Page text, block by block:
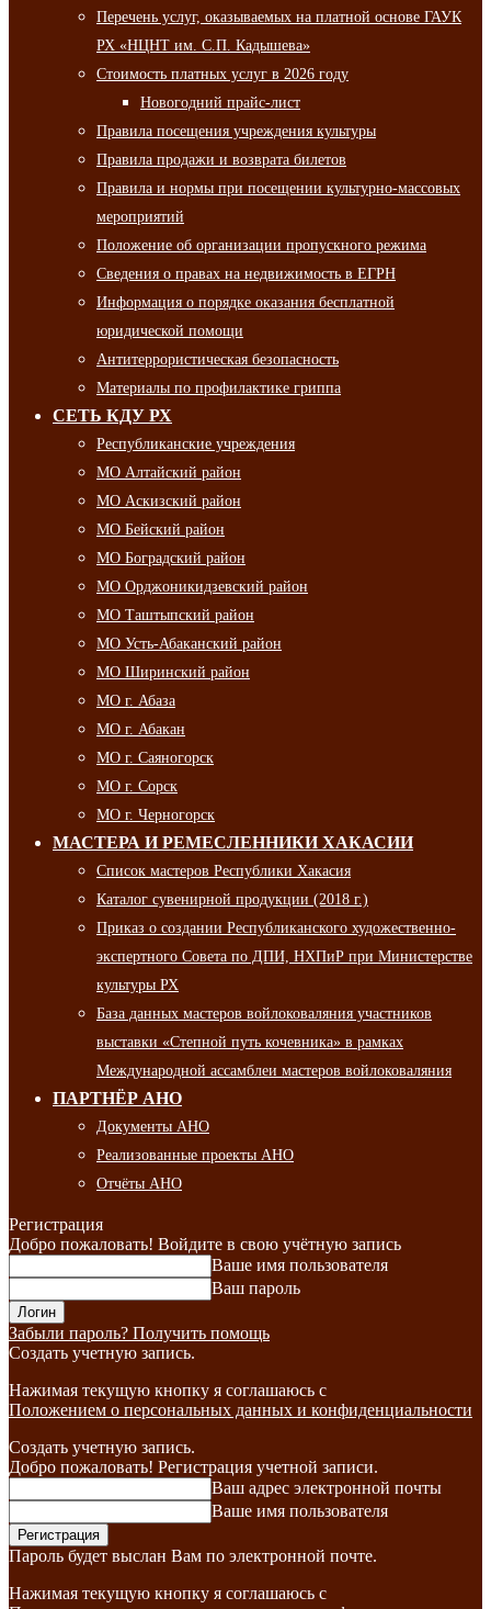
Перечень услуг, оказываемых на платной основе ГАУК
РХ «НЦНТ им. С.П. Кадышева»
Стоимость платных услуг в 2026 году
Новогодний прайс-лист
Правила посещения учреждения культуры
Правила продажи и возврата билетов
Правила и нормы при посещении культурно-массовых
мероприятий
Положение об организации пропускного режима
Сведения о правах на недвижимость в ЕГРН
Информация о порядке оказания бесплатной
юридической помощи
Антитеррористическая безопасность
Материалы по профилактике гриппа
СЕТЬ КДУ РХ
Республиканские учреждения
МО Алтайский район
МО Аскизский район
МО Бейский район
МО Боградский район
МО Орджоникидзевский район
МО Таштыпский район
МО Усть-Абаканский район
МО Ширинский район
МО г. Абаза
МО г. Абакан
МО г. Саяногорск
МО г. Сорск
МО г. Черногорск
МАСТЕРА И РЕМЕСЛЕННИКИ ХАКАСИИ
Список мастеров Республики Хакасия
Каталог сувенирной продукции (2018 г.)
Приказ о создании Республиканского художественно-
экспертного Совета по ДПИ, НХПиР при Министерстве
культуры РХ
База данных мастеров войлоковаляния участников
выставки «Степной путь кочевника» в рамках
Международной ассамблеи мастеров войлоковаляния
ПАРТНЁР АНО
Документы АНО
Реализованные проекты АНО
Отчёты АНО
Регистрация
Добро пожаловать! Войдите в свою учётную запись
Ваше имя пользователя
Ваш пароль
Забыли пароль? Получить помощь
Создать учетную запись.
Нажимая текущую кнопку я соглашаюсь с
Положением о персональных данных и конфиденциальности
Создать учетную запись.
Добро пожаловать! Регистрация учетной записи.
Ваш адрес электронной почты
Ваше имя пользователя
Пароль будет выслан Вам по электронной почте.
Нажимая текущую кнопку я соглашаюсь с